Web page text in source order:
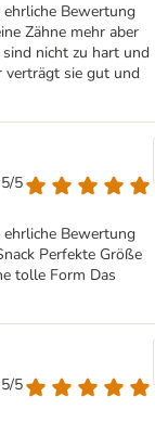
Bewertung
Zähne mehr aber
nicht zu hart und
verträgt sie gut und
5
Bewertung
Perfekte Größe
tolle Form Das
5